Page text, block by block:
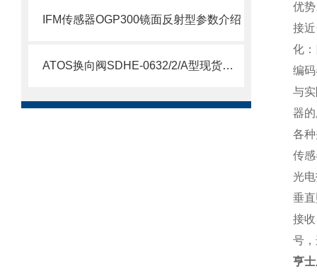
IFM传感器OGP300镜面反射型参数介绍
ATOS换向阀SDHE-0632/2/A型现货介绍
优
接
化
编
与
器
各
传
光
垂
接
号
亨